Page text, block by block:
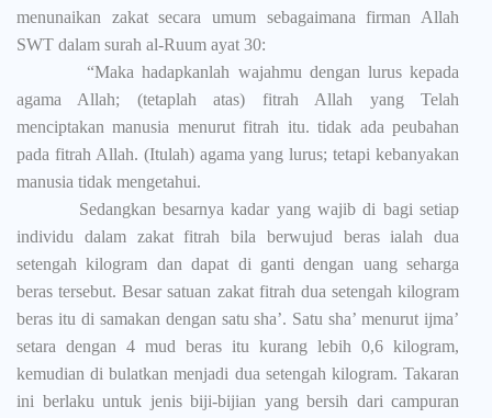
menunaikan zakat secara umum sebagaimana firman Allah
SWT dalam surah al-Ruum ayat 30:
“Maka hadapkanlah wajahmu dengan lurus kepada
agama Allah; (tetaplah atas) fitrah Allah yang Telah
menciptakan manusia menurut fitrah itu. tidak ada peubahan
pada fitrah Allah. (Itulah) agama yang lurus; tetapi kebanyakan
manusia tidak mengetahui.
Sedangkan besarnya kadar yang wajib di bagi setiap
individu dalam zakat fitrah bila berwujud beras ialah dua
setengah kilogram dan dapat di ganti dengan uang seharga
beras tersebut. Besar satuan zakat fitrah dua setengah kilogram
beras itu di samakan dengan satu sha’. Satu sha’ menurut ijma’
setara dengan 4 mud beras itu kurang lebih 0,6 kilogram,
kemudian di bulatkan menjadi dua setengah kilogram. Takaran
ini berlaku untuk jenis biji-bijian yang bersih dari campuran